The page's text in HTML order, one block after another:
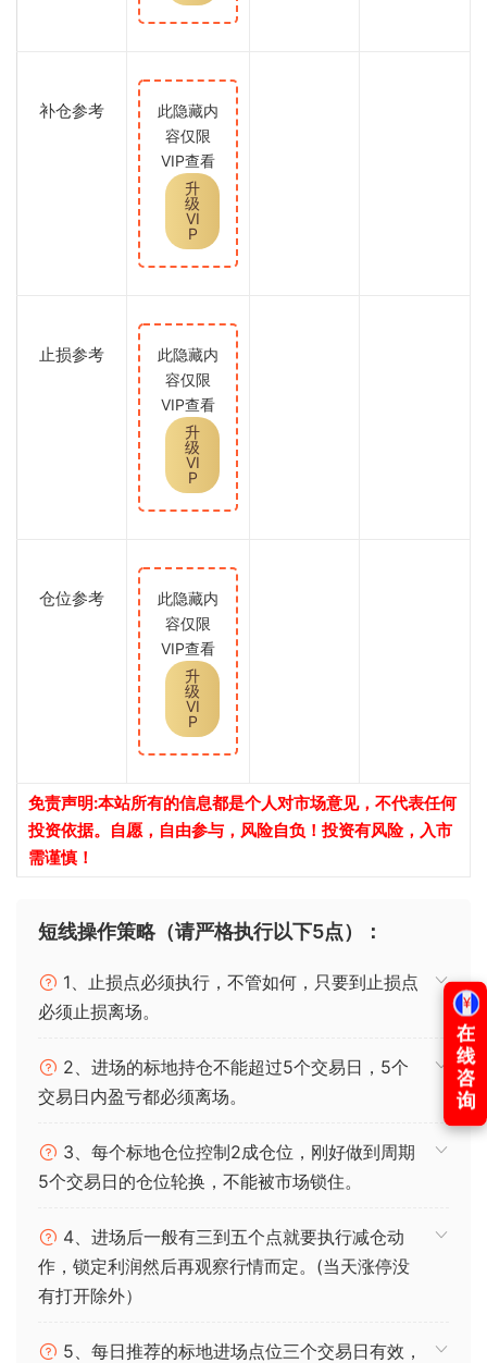
补仓参考
此隐藏内
容仅限
VIP查看
升
级
VI
P
止损参考
此隐藏内
容仅限
VIP查看
升
级
VI
P
仓位参考
此隐藏内
容仅限
VIP查看
升
级
VI
P
免责声明:本站所有的信息都是个人对市场意见，不代表任何
投资依据。自愿，自由参与，风险自负！投资有风险，入市
需谨慎！
短线操作策略（请严格执行以下5点）：
1、止损点必须执行，不管如何，只要到止损点
必须止损离场。
2、进场的标地持仓不能超过5个交易日，5个
交易日内盈亏都必须离场。
3、每个标地仓位控制2成仓位，刚好做到周期
5个交易日的仓位轮换，不能被市场锁住。
4、进场后一般有三到五个点就要执行减仓动
作，锁定利润然后再观察行情而定。(当天涨停没
有打开除外）
5、每日推荐的标地进场点位三个交易日有效，